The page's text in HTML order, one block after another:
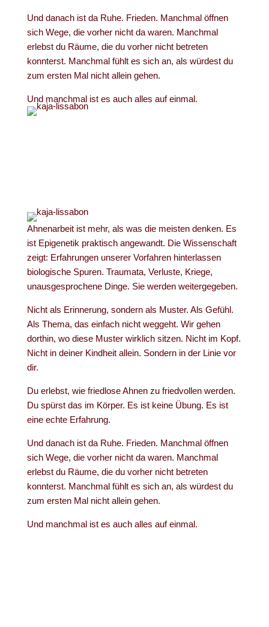
Und danach ist da Ruhe. Frieden. Manchmal öffnen
sich Wege, die vorher nicht da waren. Manchmal
erlebst du Räume, die du vorher nicht betreten
konnterst. Manchmal fühlt es sich an, als würdest du
zum ersten Mal nicht allein gehen.
Und manchmal ist es auch alles auf einmal.
Ahnenarbeit ist mehr, als was die meisten denken. Es
ist Epigenetik praktisch angewandt. Die Wissenschaft
zeigt: Erfahrungen unserer Vorfahren hinterlassen
biologische Spuren. Traumata, Verluste, Kriege,
unausgesprochene Dinge. Sie werden weitergegeben.
Nicht als Erinnerung, sondern als Muster. Als Gefühl.
Als Thema, das einfach nicht weggeht. Wir gehen
dorthin, wo diese Muster wirklich sitzen. Nicht im Kopf.
Nicht in deiner Kindheit allein. Sondern in der Linie vor
dir.
Du erlebst, wie friedlose Ahnen zu friedvollen werden.
Du spürst das im Körper. Es ist keine Übung. Es ist
eine echte Erfahrung.
Und danach ist da Ruhe. Frieden. Manchmal öffnen
sich Wege, die vorher nicht da waren. Manchmal
erlebst du Räume, die du vorher nicht betreten
konnterst. Manchmal fühlt es sich an, als würdest du
zum ersten Mal nicht allein gehen.
Und manchmal ist es auch alles auf einmal.